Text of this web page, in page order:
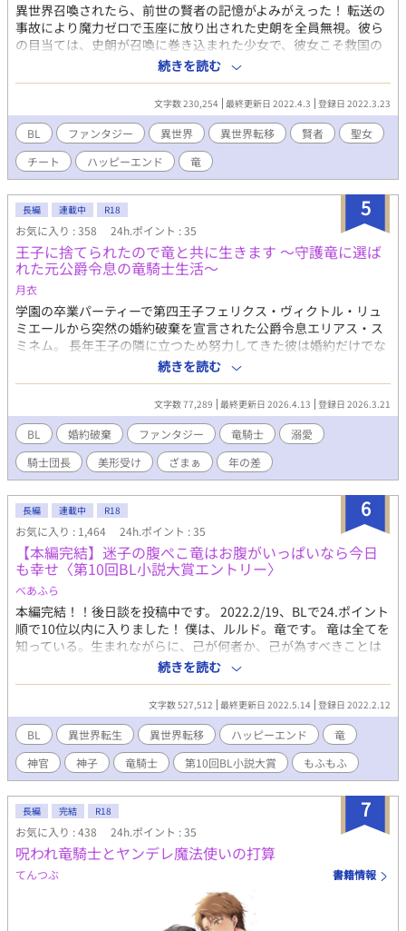
異世界召喚されたら、前世の賢者の記憶がよみがえった！ 転送の
事故により魔力ゼロで玉座に放り出された史朗を全員無視。彼ら
の目当ては、史朗が召喚に巻き込まれた少女で、彼女こそ救国の
聖女だという。 そんな史朗に唯一、手を差し伸べてくれたのは、
濃紺の瞳の美丈夫、聖竜騎士団長ヴィルタークだった。彼の屋敷
でお世話係のメイドまでつけられて大切にされる日々。 さらに史
朗が魔鳥に襲われ、なけなしの魔力で放った魔法で、生命力が枯
渇しかけたのを、肌を合わせることでヴィルタークは救ってくれ
た。 治療のためだけに抱いた訳じゃない。お前が好きだと言われ
て史朗の心も揺れる。 一方、王国では一年の間に二人もの王が亡
くなり、評判の悪い暫定皇太子に、ヴィルタークの出生の秘密も
あいまって、なにやら不穏な空気が……。 R18シーン入りのお話
は章タイトルの横に※つけてあります。 ムーンライトノベルズさ
んでも公開しています。
続きを読む
文字数 230,254 最終更新日 2022.4.3 登録日 2022.3.23
BL ファンタジー 異世界 異世界転移 賢者
聖女
チート
ハッピーエンド 竜
5
長編 連載中 R18
お気に入り : 358 24h.ポイント : 35
王子に捨てられたので竜と共に生きます 〜守護竜に選ば
れた元公爵令息の竜騎士生活〜
月衣
学園の卒業パーティーで第四王子フェリクス・ヴィクトル・リュ
ミエールから突然の婚約破棄を宣言された公爵令息エリアス・ス
ミネム。 長年王子の隣に立つため努力してきた彼は婚約だけでな
く家からも追放されすべてを失った。行き場を失った夜、エリア
スは森で傷ついた一頭の竜を拾う。 手当をしたその竜は竜騎士団
から逃げ出していた孵化したばかりの伝説の守護竜だった。なぜ
かエリアスに懐いた竜をきっかけに彼は竜騎士団へ招かれ、竜騎
士団長のクラウス・レイヴァルトと出会い―― 「…この竜がお前
を選んだ。ならばお前を騎士として迎えよう」 王子に捨てられた
青年は竜とともに新しい人生を歩み始める。 クラウス・レイヴァ
ルト(28) 没落貴族 美丈夫 × エリアス・スミネム(19) 元公爵令息
中性的な美形 ┈┈┈┈┈┈┈┈┈┈ ⚠︎︎予告なく残酷な表現有り
⚠︎︎シリアス要素有り ⚠︎︎米印マークがR18
続きを読む
文字数 77,289 最終更新日 2026.4.13 登録日 2026.3.21
BL 婚約破棄 ファンタジー 竜騎士
溺愛
騎士団長
美形受け ざまぁ 年の差
6
長編 連載中 R18
お気に入り : 1,464 24h.ポイント : 35
【本編完結】迷子の腹ぺこ竜はお腹がいっぱいなら今日
も幸せ〈第10回BL小説大賞エントリー〉
べあふら
本編完結！！後日談を投稿中です。 2022.2/19、BLで24.ポイント
順で10位以内に入りました！ 僕は、ルルド。竜です。 竜は全てを
知っている。生まれながらに、己が何者か、己が為すべきことは
何なのか、知っている。この世の全てを理解し、構築するこの世
の一部である。たぶん。だけど。僕は何も知らない。 そんな僕
が、生まれてこの方200年、腹ぺこで彷徨い続け、初めて見つけ
た美味しい人。それが、ヴァルだ。 竜の神子とか、竜騎士とか。
神殿とか神官とか。予言とか世界の危機とか。全然わからない
し、どうでもいいけど。 とにかく、僕は、お腹いっぱいになりた
いんです！ 腹ぺこで、迷子な｜竜《ぼく》が、ヴァルを食べた
り、ヴァルに食べられたりしながら、お腹いっぱいになるまでの
お話。 ※悪人顔の荒んだ死にかけ神官×迷子の腹ぺこ竜（竜体と
人型）の固定CP ※R18には＊を付けます
続きを読む
文字数 527,512 最終更新日 2022.5.14 登録日 2022.2.12
BL 異世界転生 異世界転移 ハッピーエンド
竜
神官
神子 竜騎士 第10回BL小説大賞 もふもふ
7
長編 完結 R18
お気に入り : 438 24h.ポイント : 35
呪われ竜騎士とヤンデレ魔法使いの打算
てんつぶ 書籍情報